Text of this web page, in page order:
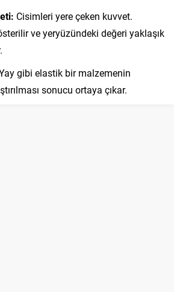
Cisimleri yere çeken kuvvet.
ve yeryüzündeki değeri yaklaşık
gibi elastik bir malzemenin
sonucu ortaya çıkar.